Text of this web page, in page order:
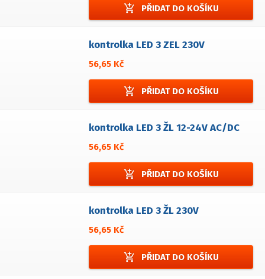
add_shopping_cart PŘIDAT DO KOŠÍKU
kontrolka LED 3 ZEL 230V
56,65 Kč
add_shopping_cart PŘIDAT DO KOŠÍKU
kontrolka LED 3 ŽL 12-24V AC/DC
56,65 Kč
add_shopping_cart PŘIDAT DO KOŠÍKU
kontrolka LED 3 ŽL 230V
56,65 Kč
add_shopping_cart PŘIDAT DO KOŠÍKU